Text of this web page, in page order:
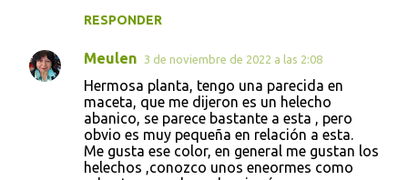
RESPONDER
Meulen 3 de noviembre de 2022 a las 2:08
Hermosa planta, tengo una parecida en
maceta, que me dijeron es un helecho
abanico, se parece bastante a esta , pero
obvio es muy pequeña en relación a esta.
Me gusta ese color, en general me gustan los
helechos ,conozco unos eneormes como